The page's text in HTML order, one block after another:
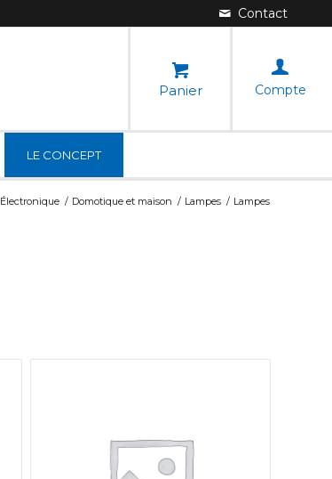
Panier Compte
LE CONCEPT
Électronique / Domotique et maison / Lampes / Lampes